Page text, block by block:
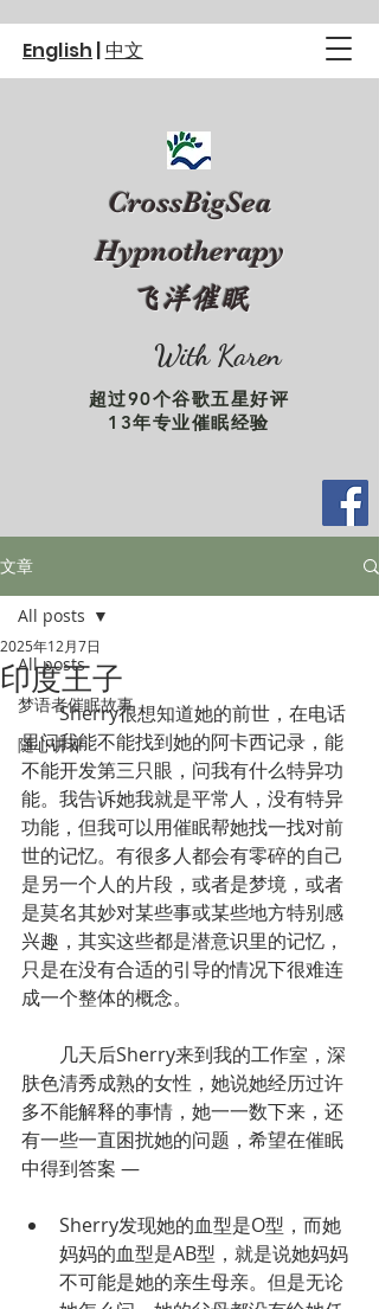
With Karen
CrossBigSea
Hypnotherapy
飞洋催眠
超过90个谷歌五星好评
13年专业催眠经验
English | 中文
文章
All posts
梦语者催眠故事
随心讲评
All posts
印度王子
2025年12月7日
Sherry很想知道她的前世，在电话
里问我能不能找到她的阿卡西记录，能
不能开发第三只眼，问我有什么特异功
能。我告诉她我就是平常人，没有特异
功能，但我可以用催眠帮她找一找对前
世的记忆。有很多人都会有零碎的自己
是另一个人的片段，或者是梦境，或者
是莫名其妙对某些事或某些地方特别感
兴趣，其实这些都是潜意识里的记忆，
只是在没有合适的引导的情况下很难连
成一个整体的概念。
几天后Sherry来到我的工作室，深
肤色清秀成熟的女性，她说她经历过许
多不能解释的事情，她一一数下来，还
有一些一直困扰她的问题，希望在催眠
中得到答案 —
Sherry发现她的血型是O型，而她
妈妈的血型是AB型，就是说她妈妈
不可能是她的亲生母亲。但是无论